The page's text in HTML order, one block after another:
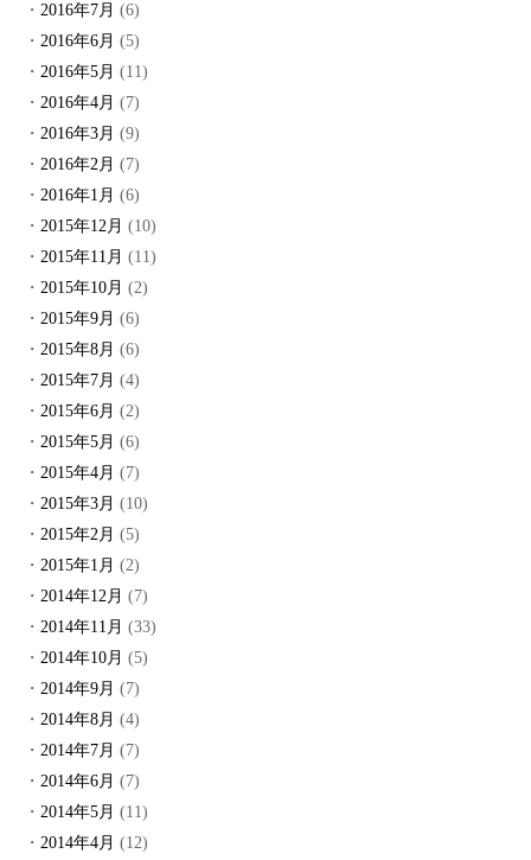
2016年7月 (6)
2016年6月 (5)
2016年5月 (11)
2016年4月 (7)
2016年3月 (9)
2016年2月 (7)
2016年1月 (6)
2015年12月 (10)
2015年11月 (11)
2015年10月 (2)
2015年9月 (6)
2015年8月 (6)
2015年7月 (4)
2015年6月 (2)
2015年5月 (6)
2015年4月 (7)
2015年3月 (10)
2015年2月 (5)
2015年1月 (2)
2014年12月 (7)
2014年11月 (33)
2014年10月 (5)
2014年9月 (7)
2014年8月 (4)
2014年7月 (7)
2014年6月 (7)
2014年5月 (11)
2014年4月 (12)